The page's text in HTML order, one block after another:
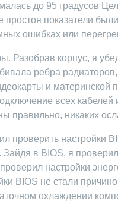
до 95 градусов
показатели
ошибках или
Разобрав корпус, я
ребра
и материнской
всех
правильно, никаких
проверить настройки
в BIOS, я
настройки
BIOS не стали
охлаждении